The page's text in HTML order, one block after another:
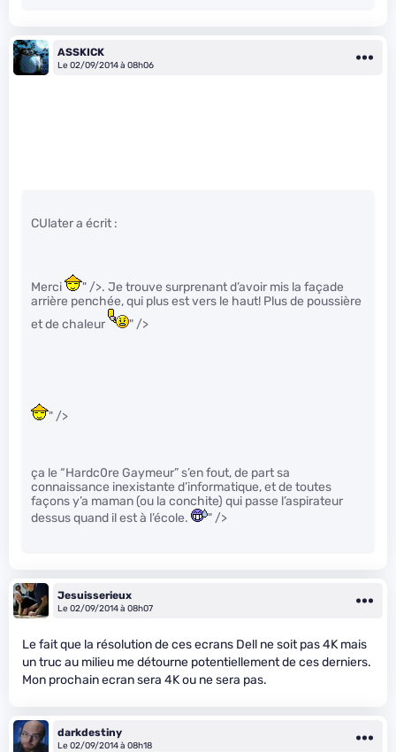
ASSKICK
Le 02/09/2014 à 08h06
CUlater a écrit :
Merci
" />. Je trouve surprenant d’avoir mis la façade
arrière penchée, qui plus est vers le haut! Plus de poussière
et de chaleur
" />
" />
ça le “Hardc0re Gaymeur” s’en fout, de part sa
connaissance inexistante d’informatique, et de toutes
façons y’a maman (ou la conchite) qui passe l’aspirateur
dessus quand il est à l’école.
" />
Jesuisserieux
Le 02/09/2014 à 08h07
Le fait que la résolution de ces ecrans Dell ne soit pas 4K mais
un truc au milieu me détourne potentiellement de ces derniers.
Mon prochain ecran sera 4K ou ne sera pas.
darkdestiny
Le 02/09/2014 à 08h18